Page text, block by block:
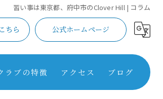
習い事は東京都、府中市のClover Hill | コラム
ちら 公式ホームページ
ラブの特徴 アクセス ブログ